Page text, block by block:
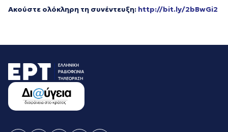
Ακούστε ολόκληρη τη συνέντευξη: http://bit.ly/2bBwGi2